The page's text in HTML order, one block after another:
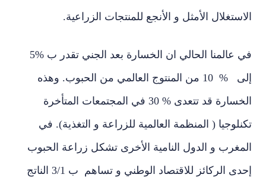
الأمثل و الأنجع للمنتجات الزراعية.
في عالمنا الحالي ان الخسارة بعد الجني تقدر ب %5
إلى % 10 من المنتوج العالمي من الحبوب. وهذه
الخسارة قد تتعدى % 30 في المجتمعات المتأخرة
( المنظمة العالمية للزراعة و التغذية). في
و الدول النامية الأخرى تشكل زراعة الحبوب
إحدى الركائز للاقتصاد الوطني و تساهم ب 3/1 الناتج